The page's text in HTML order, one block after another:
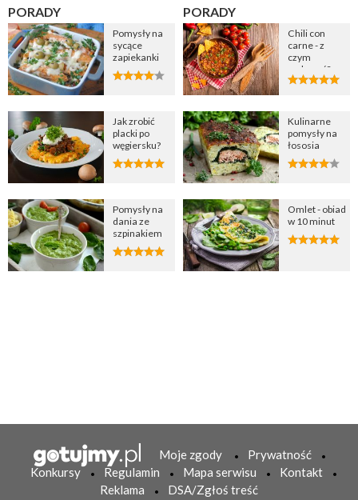
PORADY
Pomysły na
sycące
zapiekanki
Jak zrobić
placki po
węgiersku?
Pomysły na
dania ze
szpinakiem
PORADY
Chili con
carne - z
czym
podawać?
Kulinarne
pomysły na
łososia
Omlet - obiad
w 10 minut
Moje zgody
Prywatność
Konkursy
Regulamin Mapa serwisu
Kontakt
Reklama
DSA/Zgłoś treść